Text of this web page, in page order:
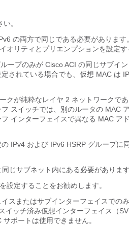
。
の両方で同じである必要がありま
オリティとプリエンプションを設定す
ープのみが Cisco ACI の同じサブイ
されている場合でも、仮想 MAC は
クが純粋なレイヤ 2 ネットワークで
スイッチでは、別のルータの MAC
インターフェイスで異なる MAC ア
IPv4 および IPv6 HSRP グループに
じサブネット内にある必要があります
設定することをお勧めします。
スまたはサブインターフェイスでの
イッチ済み仮想インターフェイス（
ポートは使用できません。